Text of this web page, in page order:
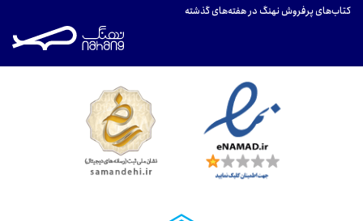
کتاب‌های پرفروش نهنگ در هفته‌های گذشته